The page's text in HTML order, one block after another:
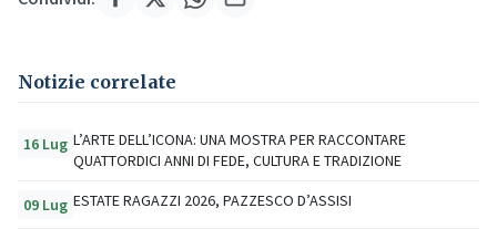
Notizie correlate
16 Lug L’ARTE DELL’ICONA: UNA MOSTRA PER RACCONTARE
QUATTORDICI ANNI DI FEDE, CULTURA E TRADIZIONE
09 Lug ESTATE RAGAZZI 2026, PAZZESCO D’ASSISI